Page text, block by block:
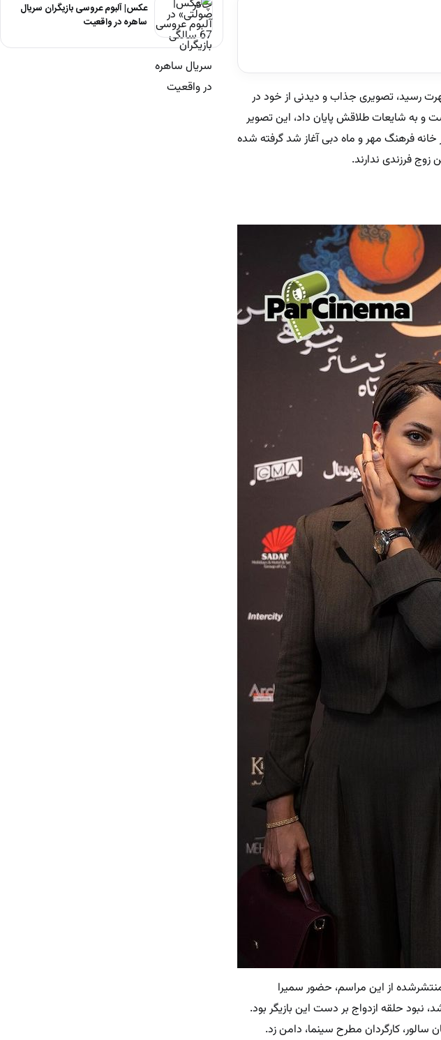
رسید، تصویری جذاب و دیدنی از خود در
و به شایعات طلاقش پایان داد، این تصویر
فرهنگ مهر و ماه دبی آغاز شد گرفته شده
از این مراسم، حضور سمیرا
حلقه ازدواج بر دست این بازیگر بود.
کارگردان مطرح سینما، دامن زد.
عکس| آلبوم عروسی بازیگران سریال
ساهره در واقعیت